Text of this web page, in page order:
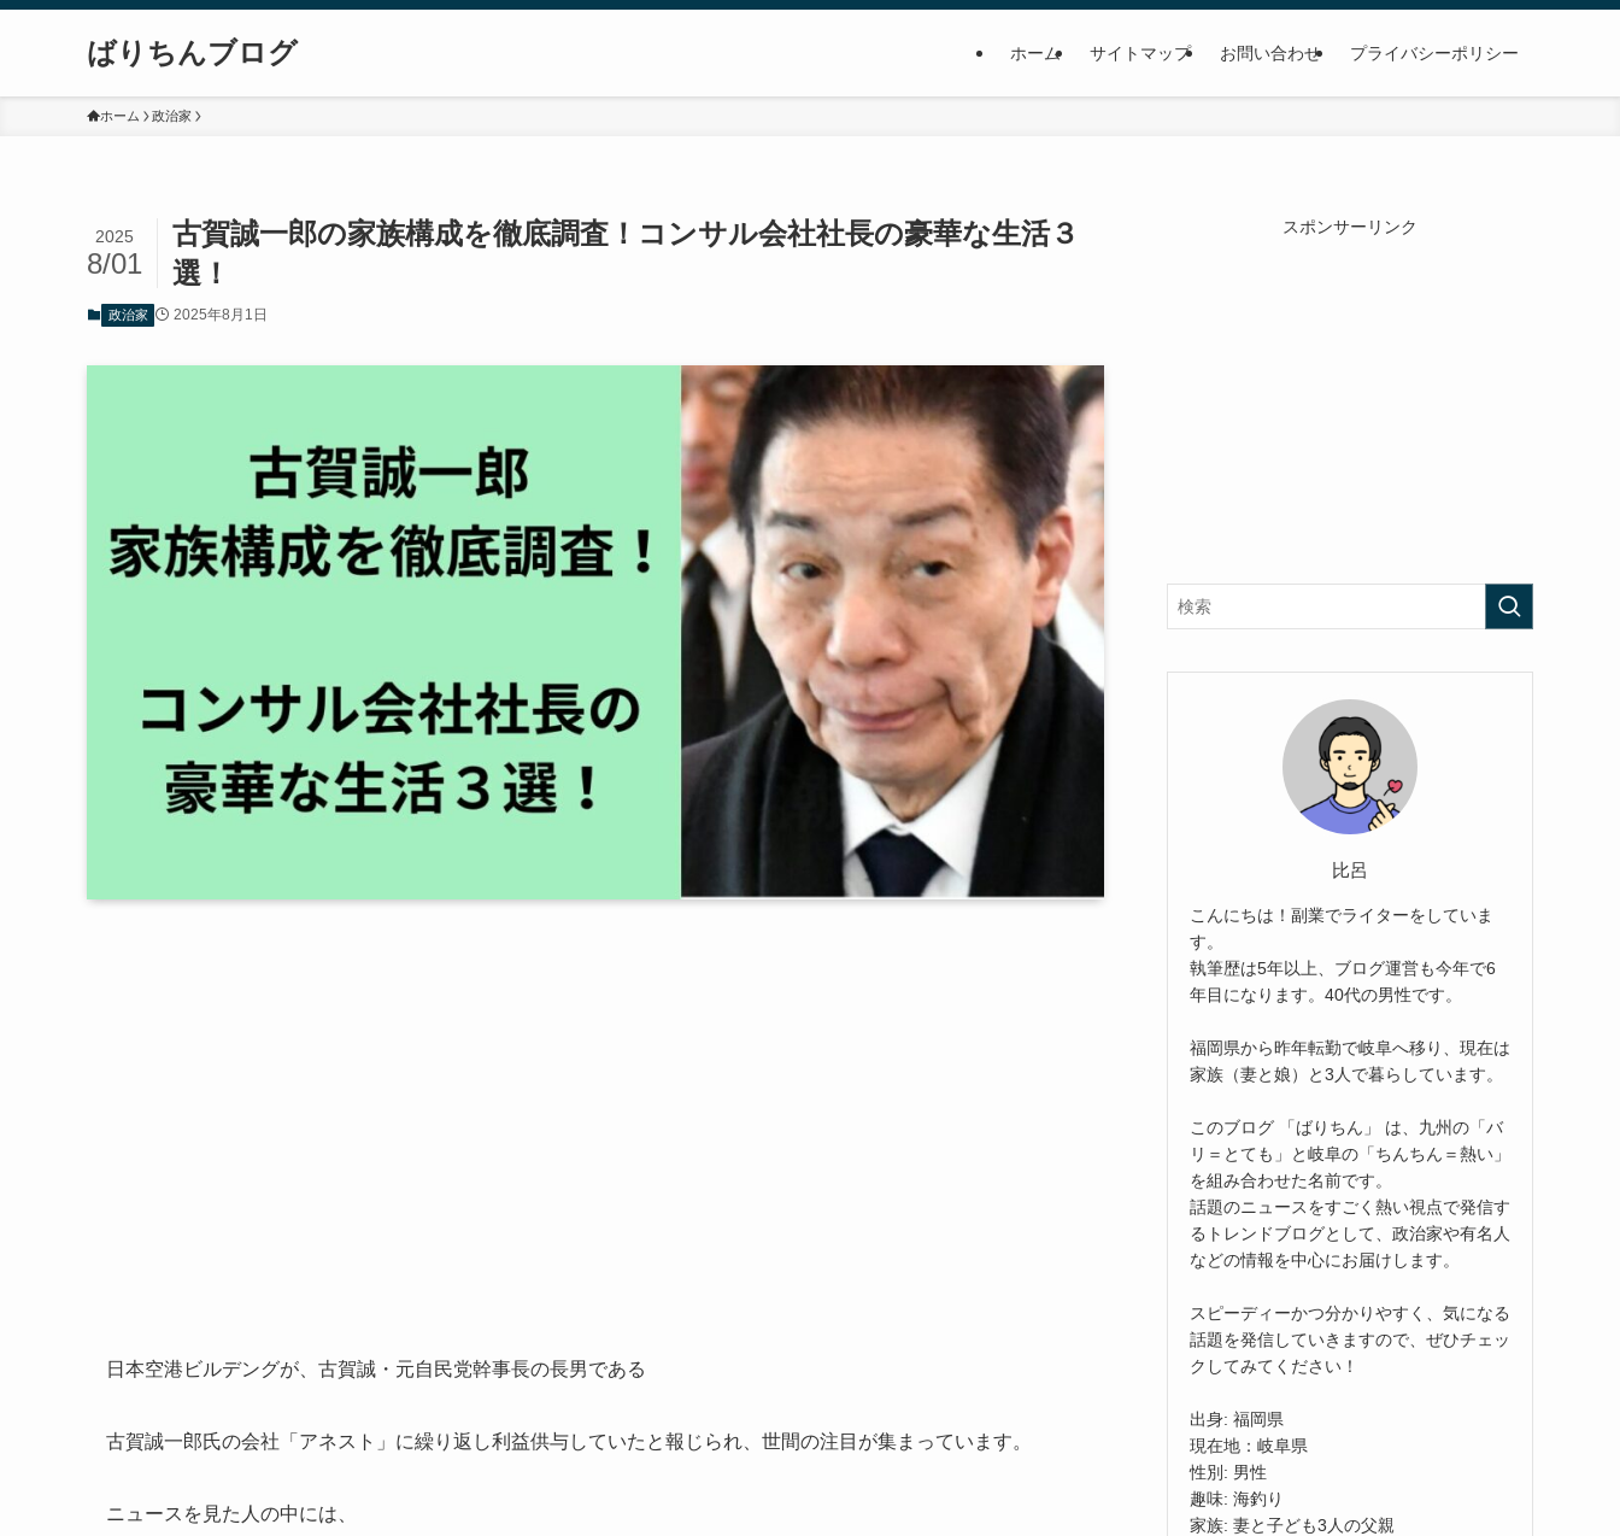
ばりちんブログ ホーム サイトマップ お問い合わせ プライバシーポリシー
ホーム 政治家
古賀誠一郎の家族構成を徹底調査！コンサル会社社長の豪華な生活３
選！
2025
8/01
政治家 2025年8月1日
日本空港ビルデングが、古賀誠・元自民党幹事長の長男である
古賀誠一郎氏の会社「アネスト」に繰り返し利益供与していたと報じられ、世間の注目が集まっています。
ニュースを見た人の中には、
スポンサーリンク
比呂
こんにちは！副業でライターをしていま
す。
執筆歴は5年以上、ブログ運営も今年で6
年目になります。40代の男性です。
福岡県から昨年転勤で岐阜へ移り、現在は
家族（妻と娘）と3人で暮らしています。
このブログ 「ばりちん」 は、九州の「バ
リ＝とても」と岐阜の「ちんちん＝熱い」
を組み合わせた名前です。
話題のニュースをすごく熱い視点で発信す
るトレンドブログとして、政治家や有名人
などの情報を中心にお届けします。
スピーディーかつ分かりやすく、気になる
話題を発信していきますので、ぜひチェッ
クしてみてください！
出身: 福岡県
現在地：岐阜県
性別: 男性
趣味: 海釣り
家族: 妻と子ども3人の父親